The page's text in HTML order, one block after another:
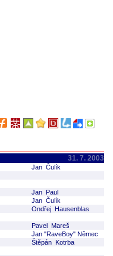
31. 7. 2003
Jan Čulík
Jan Paul
Jan Čulík
Ondřej Hausenblas
Pavel Mareš
Jan "RaveBoy" Němec
Štěpán Kotrba